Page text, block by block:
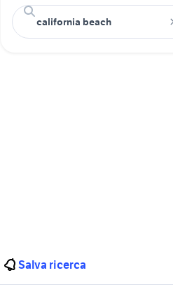
Salva ricerca